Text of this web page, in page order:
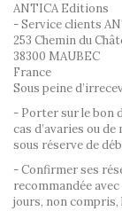
ANTICA Editions
- Service clients
253 Chemin du
38300 MAUBEC
France
Sous peine
- Porter sur le bon
cas d’avaries ou
sous réserve de
- Confirmer ses
recommandée
jours, non compris,